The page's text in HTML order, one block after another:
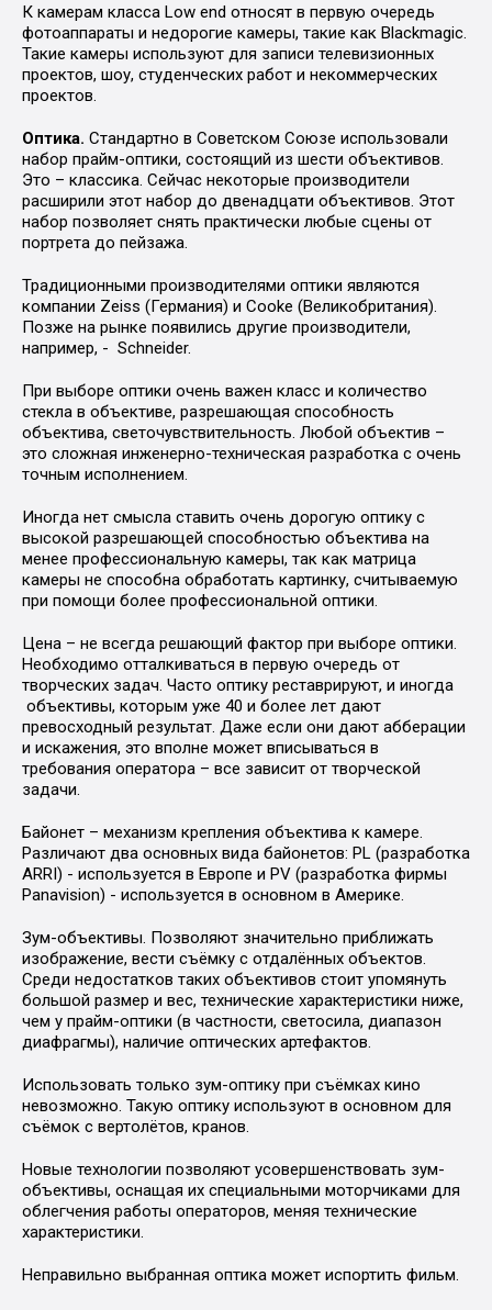
К камерам класса Low end относят в первую очередь
фотоаппараты и недорогие камеры, такие как Blackmagic.
Такие камеры используют для записи телевизионных
проектов, шоу, студенческих работ и некоммерческих
проектов.
Оптика. Стандартно в Советском Союзе использовали
набор прайм-оптики, состоящий из шести объективов.
Это – классика. Сейчас некоторые производители
расширили этот набор до двенадцати объективов. Этот
набор позволяет снять практически любые сцены от
портрета до пейзажа.
Традиционными производителями оптики являются
компании Zeiss (Германия) и Cooke (Великобритания).
Позже на рынке появились другие производители,
например, - Schneider.
При выборе оптики очень важен класс и количество
стекла в объективе, разрешающая способность
объектива, светочувствительность. Любой объектив –
это сложная инженерно-техническая разработка с очень
точным исполнением.
Иногда нет смысла ставить очень дорогую оптику с
высокой разрешающей способностью объектива на
менее профессиональную камеры, так как матрица
камеры не способна обработать картинку, считываемую
при помощи более профессиональной оптики.
Цена – не всегда решающий фактор при выборе оптики.
Необходимо отталкиваться в первую очередь от
творческих задач. Часто оптику реставрируют, и иногда
объективы, которым уже 40 и более лет дают
превосходный результат. Даже если они дают абберации
и искажения, это вполне может вписываться в
требования оператора – все зависит от творческой
задачи.
Байонет – механизм крепления объектива к камере.
Различают два основных вида байонетов: PL (разработка
ARRI) - используется в Европе и PV (разработка фирмы
Panavision) - используется в основном в Америке.
Зум-объективы. Позволяют значительно приближать
изображение, вести съёмку с отдалённых объектов.
Среди недостатков таких объективов стоит упомянуть
большой размер и вес, технические характеристики ниже,
чем у прайм-оптики (в частности, светосила, диапазон
диафрагмы), наличие оптических артефактов.
Использовать только зум-оптику при съёмках кино
невозможно. Такую оптику используют в основном для
съёмок с вертолётов, кранов.
Новые технологии позволяют усовершенствовать зум-
объективы, оснащая их специальными моторчиками для
облегчения работы операторов, меняя технические
характеристики.
Неправильно выбранная оптика может испортить фильм.